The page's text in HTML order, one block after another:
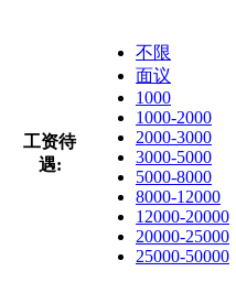
工资待
遇:
不限
面议
1000
1000-2000
2000-3000
3000-5000
5000-8000
8000-12000
12000-20000
20000-25000
25000-50000